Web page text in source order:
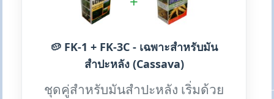
🥔 FK-1 + FK-3C - เฉพาะสำหรับมัน
สำปะหลัง (Cassava)
ชุดคู่สำหรับมันสำปะหลัง เริ่มด้วย